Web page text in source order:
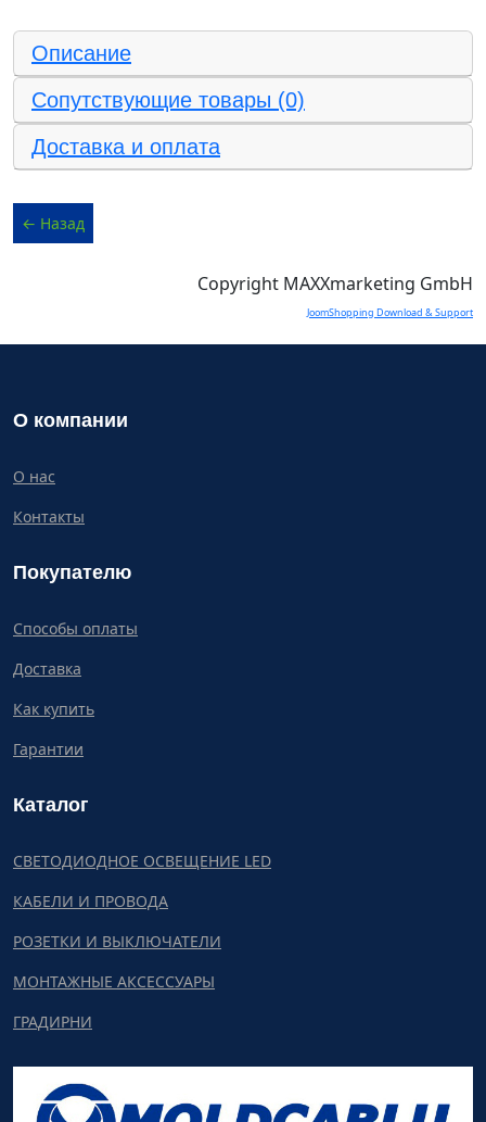
Описание
Сопутствующие товары (0)
Доставка и оплата
Copyright MAXXmarketing GmbH
JoomShopping Download & Support
О компании
О нас
Контакты
Покупателю
Способы оплаты
Доставка
Как купить
Гарантии
Каталог
СВЕТОДИОДНОЕ ОСВЕЩЕНИЕ LED
КАБЕЛИ И ПРОВОДА
РОЗЕТКИ И ВЫКЛЮЧАТЕЛИ
МОНТАЖНЫЕ АКСЕССУАРЫ
ГРАДИРНИ